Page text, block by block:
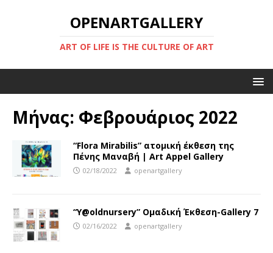
OPENARTGALLERY
ART OF LIFE IS THE CULTURE OF ART
Μήνας: Φεβρουάριος 2022
“Flora Mirabilis” ατομική έκθεση της
Πένης Μαναβή | Art Appel Gallery
02/18/2022 openartgallery
“Y@oldnursery” Ομαδική Έκθεση-Gallery 7
02/16/2022 openartgallery